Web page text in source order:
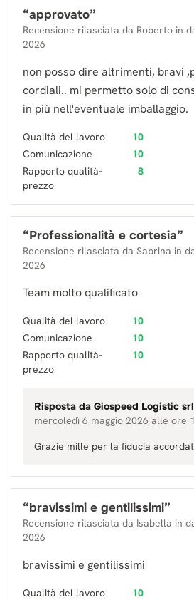
“approvato”
Recensione rilasciata da Roberto in
2026
non posso dire altrimenti, bravi
cordiali.. mi permetto solo di
in più nell'eventuale imballaggio.
Qualità del lavoro
10
Comunicazione
10
Rapporto qualità-
prezzo
8
“Professionalità e cortesia”
Recensione rilasciata da Sabrina in
2026
Team molto qualificato
Qualità del lavoro
10
Comunicazione
10
Rapporto qualità-
prezzo
10
Risposta da Giospeed Logistic srl
mercoledì 6 maggio 2026 alle ore
Grazie mille per la fiducia
“bravissimi e gentilissimi”
Recensione rilasciata da Isabella in
2026
bravissimi e gentilissimi
Qualità del lavoro
10